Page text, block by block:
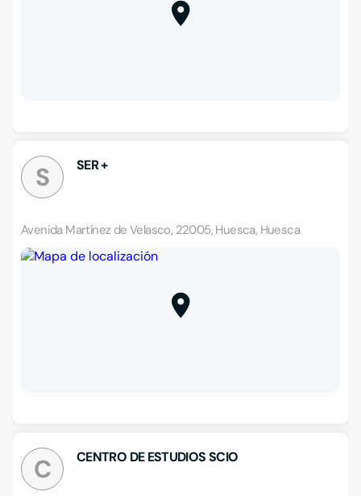
S SER +
Avenida Martínez de Velasco, 22005, Huesca, Huesca
C CENTRO DE ESTUDIOS SCIO